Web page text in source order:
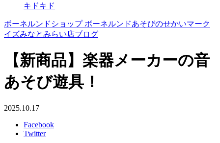
キドキド
ボーネルンドショップ ボーネルンドあそびのせかいマーク
イズみなとみらい店ブログ
【新商品】楽器メーカーの音
あそび遊具！
2025.10.17
Facebook
Twitter